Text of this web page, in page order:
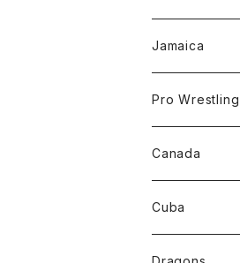
Jamaica
Pro Wrestling
Canada
Cuba